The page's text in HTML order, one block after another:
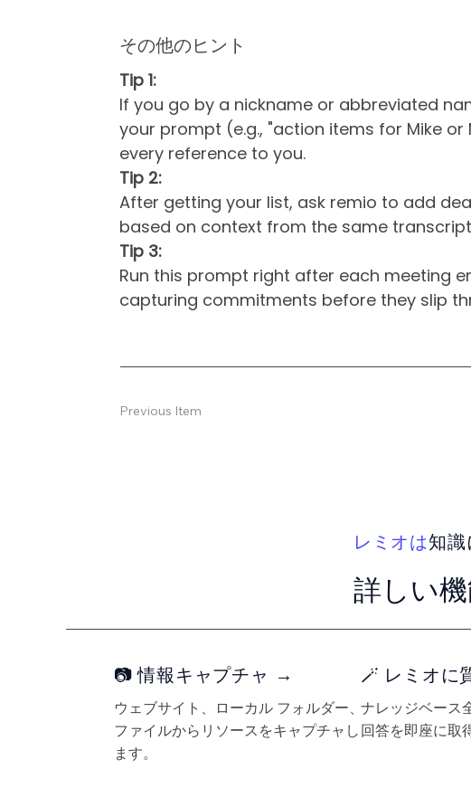
Tip 1:
If you go by a nickname or abbreviated
your prompt (e.g., "action items for Mike
every reference to you.
Tip 2:
After getting your list, ask remio to add
based on context from the same
Tip 3:
Run this prompt right after each meeting
capturing commitments before they slip
その他のヒント
Previous Item
レミオは知
詳しい
📷 情報キャプチャ →
ウェブサイト、ローカル フォルダー、
ファイルからリソースをキャプチャし
ます。
🪄 レミオに
ナレッジベース
回答を即座に取